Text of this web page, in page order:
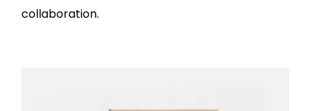
collaboration.